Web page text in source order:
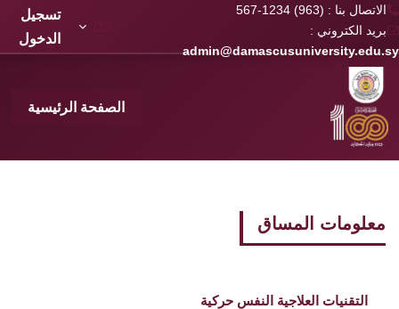
تخطى إلى المحتوى الرئيسي
الاتصال بنا : (963) 1234-567
بريد الكتروني :
admin@damascusuniversity.edu.sy
تسجيل
الدخول
الصفحة الرئيسية
معلومات المساق
التقنيات العلاجية النفس حركية